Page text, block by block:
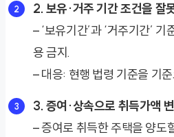
2. 보유·거주 기간 조건을 잘
– ‘보유기간’과 ‘거주기간’
용 금지.
– 대응: 현행 법령 기준을 기
3. 증여·상속으로 취득가액
– 증여로 취득한 주택을 양도